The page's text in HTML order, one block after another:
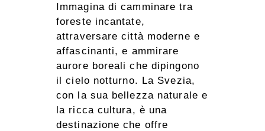
Immagina di camminare tra
foreste incantate,
attraversare città moderne e
affascinanti, e ammirare
aurore boreali che dipingono
il cielo notturno. La Svezia,
con la sua bellezza naturale e
la ricca cultura, è una
destinazione che offre